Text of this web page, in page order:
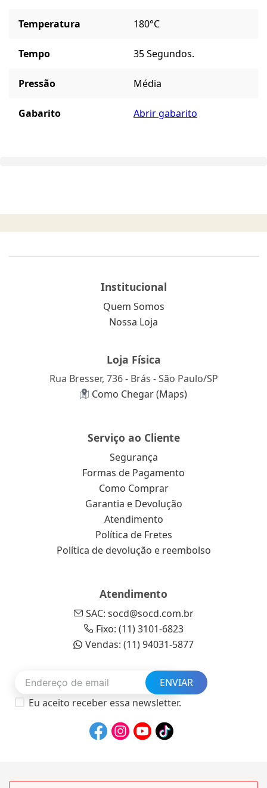
Temperatura 180°C
Tempo 35 Segundos.
Pressão Média
Gabarito Abrir gabarito
Institucional
Quem Somos
Nossa Loja
Loja Física
Rua Bresser, 736 - Brás - São Paulo/SP
Como Chegar (Maps)
Serviço ao Cliente
Segurança
Formas de Pagamento
Como Comprar
Garantia e Devolução
Atendimento
Política de Fretes
Política de devolução e reembolso
Atendimento
SAC: socd@socd.com.br
Fixo: (11) 3101-6823
Vendas: (11) 94031-5877
ENVIAR
Eu aceito receber essa newsletter.